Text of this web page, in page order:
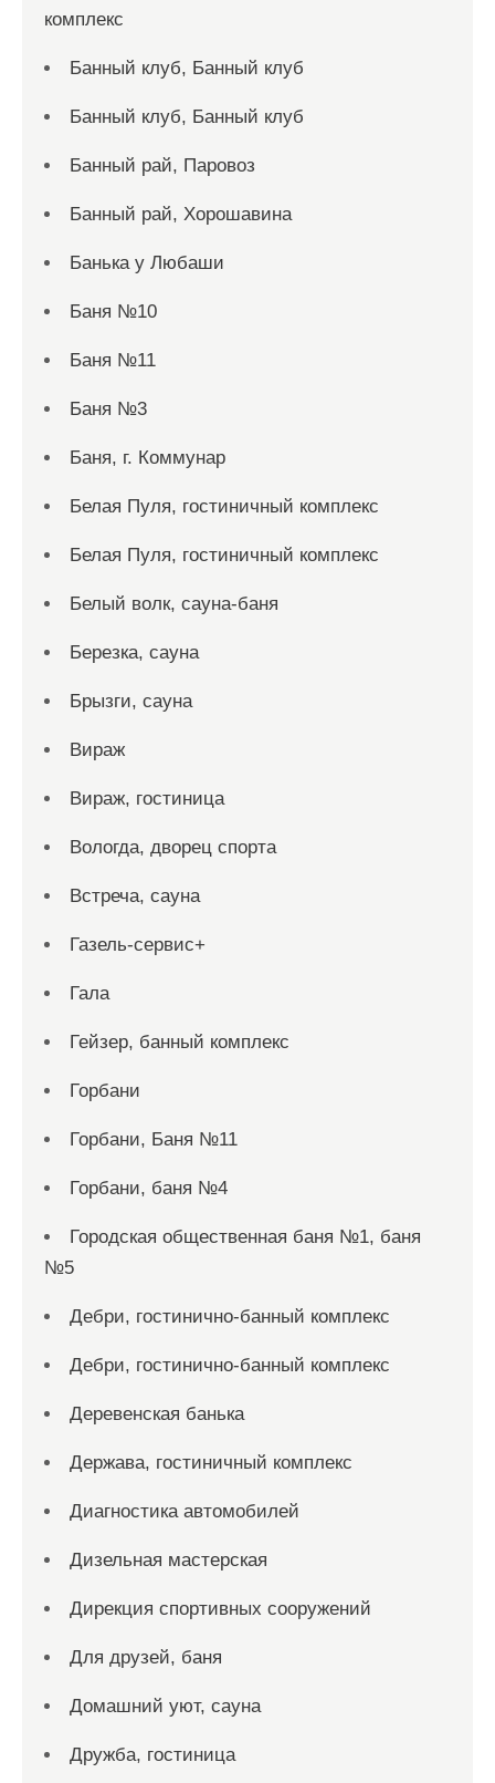
комплекс
Банный клуб, Банный клуб
Банный клуб, Банный клуб
Банный рай, Паровоз
Банный рай, Хорошавина
Банька у Любаши
Баня №10
Баня №11
Баня №3
Баня, г. Коммунар
Белая Пуля, гостиничный комплекс
Белая Пуля, гостиничный комплекс
Белый волк, сауна-баня
Березка, сауна
Брызги, сауна
Вираж
Вираж, гостиница
Вологда, дворец спорта
Встреча, сауна
Газель-сервис+
Гала
Гейзер, банный комплекс
Горбани
Горбани, Баня №11
Горбани, баня №4
Городская общественная баня №1, баня
№5
Дебри, гостинично-банный комплекс
Дебри, гостинично-банный комплекс
Деревенская банька
Держава, гостиничный комплекс
Диагностика автомобилей
Дизельная мастерская
Дирекция спортивных сооружений
Для друзей, баня
Домашний уют, сауна
Дружба, гостиница